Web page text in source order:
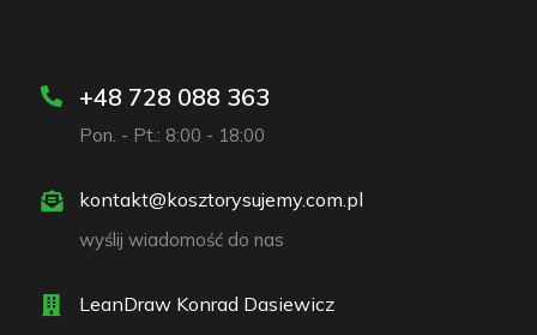
+48 728 088 363
Pon. - Pt.: 8:00 - 18:00
kontakt@kosztorysujemy.com.pl
wyślij wiadomość do nas
LeanDraw Konrad Dasiewicz